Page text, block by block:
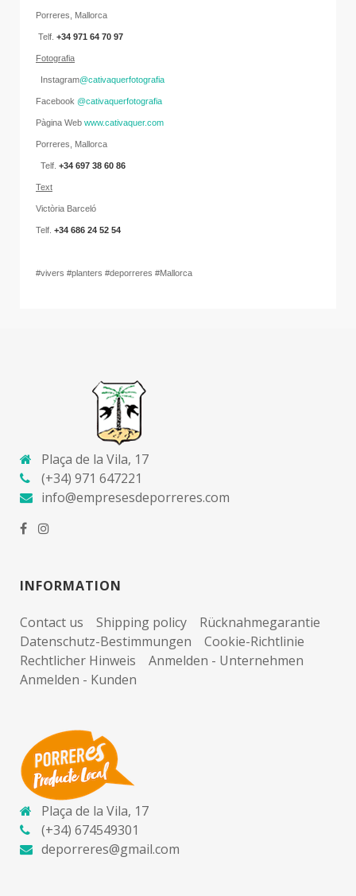
Porreres, Mallorca
Telf. +34 971 64 70 97
Fotografia
Instagram@cativaquerfotografia
Facebook @cativaquerfotografia
Pàgina Web www.cativaquer.com
Porreres, Mallorca
Telf. +34 697 38 60 86
Text
Victòria Barceló
Telf. +34 686 24 52 54
#vivers #planters #deporreres #Mallorca
Plaça de la Vila, 17
(+34) 971 647221
info@empresesdeporreres.com
INFORMATION
Contact us Shipping policy
Rücknahmegarantie
Datenschutz-Bestimmungen
Cookie-Richtlinie
Rechtlicher Hinweis
Anmelden - Unternehmen
Anmelden - Kunden
Plaça de la Vila, 17
(+34) 674549301
deporreres@gmail.com